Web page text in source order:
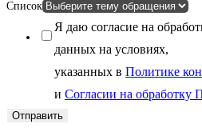
Список
Я даю согласие на
данных на условиях,
указанных в Политике
и Согласии на обработку
Отправить